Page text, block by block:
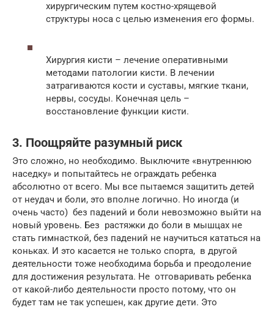
хирургическим путем костно-хрящевой
структуры носа с целью изменения его формы.
Хирургия кисти – лечение оперативными
методами патологии кисти. В лечении
затрагиваются кости и суставы, мягкие ткани,
нервы, сосуды. Конечная цель –
восстановление функции кисти.
3. Поощряйте разумный риск
Это сложно, но необходимо. Выключите «внутреннюю
наседку» и попытайтесь не ограждать ребенка
абсолютно от всего. Мы все пытаемся защитить детей
от неудач и боли, это вполне логично. Но иногда (и
очень часто) без падений и боли невозможно выйти на
новый уровень. Без растяжки до боли в мышцах не
стать гимнасткой, без падений не научиться кататься на
коньках. И это касается не только спорта, в другой
деятельности тоже необходима борьба и преодоление
для достижения результата. Не отговаривать ребенка
от какой-либо деятельности просто потому, что он
будет там не так успешен, как другие дети. Это